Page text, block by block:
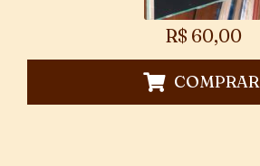
R$ 60,00
COMPRAR